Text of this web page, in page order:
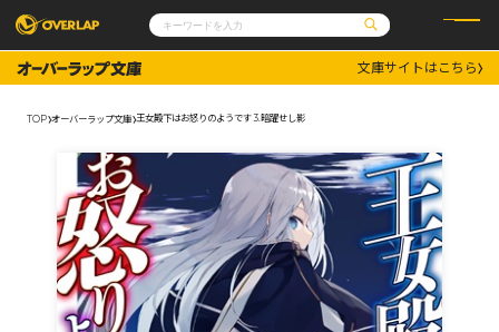
コミックガルド
コミッククリエ
文庫
ノベルス
その他
コミックエッセイ
ポケットモンスター
アニメ
ゲーム
通販・NEWS
OVERLAP STORE
オーバーラップ広報室
企業
会社概要
採用情報
アクセス
オーバーラップホールディングス
お問い合わせはこちら
オーバーラップ文庫
文庫サイトはこちら
TOP オーバーラップ文庫 王女殿下はお怒りのようです 3.暗躍せし影